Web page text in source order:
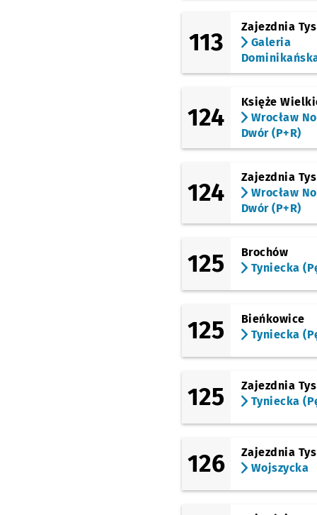
ROD Bielany
113
Zajezdnia
Galeria
124
Księże
Wrocław
Dwór (P+R)
124
Zajezdnia
Wrocław
Dwór (P+R)
125
Brochów
Tyniecka
125
Bieńkowice
Tyniecka
125
Zajezdnia
Tyniecka
126
Zajezdnia
Wojszycka